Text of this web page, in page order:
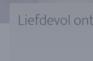
Liefdevol